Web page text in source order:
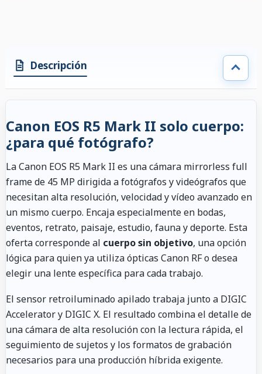
Descripción
Canon EOS R5 Mark II solo cuerpo:
¿para qué fotógrafo?
La Canon EOS R5 Mark II es una cámara mirrorless full
frame de 45 MP dirigida a fotógrafos y videógrafos que
necesitan alta resolución, velocidad y vídeo avanzado en
un mismo cuerpo. Encaja especialmente en bodas,
eventos, retrato, paisaje, estudio, fauna y deporte. Esta
oferta corresponde al cuerpo sin objetivo, una opción
lógica para quien ya utiliza ópticas Canon RF o desea
elegir una lente específica para cada trabajo.
El sensor retroiluminado apilado trabaja junto a DIGIC
Accelerator y DIGIC X. El resultado combina el detalle de
una cámara de alta resolución con la lectura rápida, el
seguimiento de sujetos y los formatos de grabación
necesarios para una producción híbrida exigente.